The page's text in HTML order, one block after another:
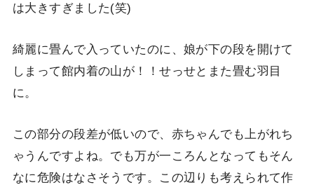
は大きすぎました(笑)
綺麗に畳んで入っていたのに、娘が下の段を開けて
しまって館内着の山が！！せっせとまた畳む羽目
に。
この部分の段差が低いので、赤ちゃんでも上がれち
ゃうんですよね。でも万が一ころんとなってもそん
なに危険はなさそうです。この辺りも考えられて作